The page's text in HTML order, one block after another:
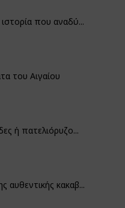
ιστορία που αναδύ...
του Αιγαίου
ή πατελιόρυζο...
αυθεντικής κακαβ...